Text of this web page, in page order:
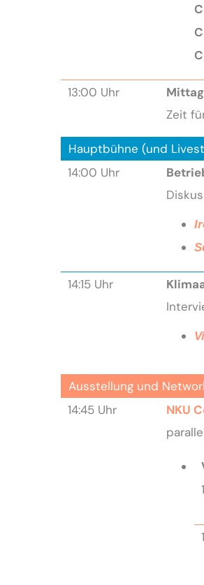
13:00 Uhr
Zeit
Hauptbühne (und
14:00 Uhr
14:15 Uhr
Ausstellung und
14:45 Uhr
NKU